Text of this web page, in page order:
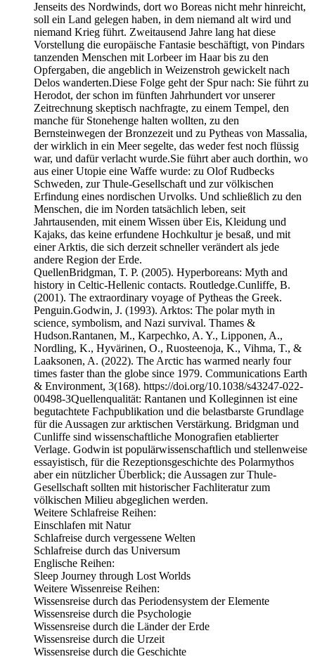
Jenseits des Nordwinds, dort wo Boreas nicht mehr hinreicht,
soll ein Land gelegen haben, in dem niemand alt wird und
niemand Krieg führt. Zweitausend Jahre lang hat diese
Vorstellung die europäische Fantasie beschäftigt, von Pindars
tanzenden Menschen mit Lorbeer im Haar bis zu den
Opfergaben, die angeblich in Weizenstroh gewickelt nach
Delos wanderten.Diese Folge geht der Spur nach: Sie führt zu
Herodot, der schon im fünften Jahrhundert vor unserer
Zeitrechnung skeptisch nachfragte, zu einem Tempel, den
manche für Stonehenge halten wollten, zu den
Bernsteinwegen der Bronzezeit und zu Pytheas von Massalia,
der wirklich in ein Meer segelte, das weder fest noch flüssig
war, und dafür verlacht wurde.Sie führt aber auch dorthin, wo
aus einer Utopie eine Waffe wurde: zu Olof Rudbecks
Schweden, zur Thule-Gesellschaft und zur völkischen
Erfindung eines nordischen Urvolks. Und schließlich zu den
Menschen, die im Norden tatsächlich leben, seit
Jahrtausenden, mit einem Wissen über Eis, Kleidung und
Kajaks, das keine erfundene Hochkultur je besaß, und mit
einer Arktis, die sich derzeit schneller verändert als jede
andere Region der Erde.
QuellenBridgman, T. P. (2005). Hyperboreans: Myth and
history in Celtic-Hellenic contacts. Routledge.Cunliffe, B.
(2001). The extraordinary voyage of Pytheas the Greek.
Penguin.Godwin, J. (1993). Arktos: The polar myth in
science, symbolism, and Nazi survival. Thames &
Hudson.Rantanen, M., Karpechko, A. Y., Lipponen, A.,
Nordling, K., Hyvärinen, O., Ruosteenoja, K., Vihma, T., &
Laaksonen, A. (2022). The Arctic has warmed nearly four
times faster than the globe since 1979. Communications Earth
& Environment, 3(168). https://doi.org/10.1038/s43247-022-
00498-3Quellenqualität: Rantanen und Kolleginnen ist eine
begutachtete Fachpublikation und die belastbarste Grundlage
für die Aussagen zur arktischen Verstärkung. Bridgman und
Cunliffe sind wissenschaftliche Monografien etablierter
Verlage. Godwin ist populärwissenschaftlich und stellenweise
essayistisch, für die Rezeptionsgeschichte des Polarmythos
aber ein nützlicher Überblick; die Aussagen zur Thule-
Gesellschaft sollten mit historischer Fachliteratur zum
völkischen Milieu abgeglichen werden.
Weitere Schlafreise Reihen:
⁠⁠⁠⁠Einschlafen mit Natur⁠⁠⁠⁠
⁠⁠⁠⁠Schlafreise durch vergessene Welten⁠⁠⁠⁠
⁠⁠⁠⁠Schlafreise durch das Universum⁠⁠⁠⁠
Englische Reihen:
⁠⁠⁠⁠Sleep Journey through Lost Worlds⁠⁠⁠⁠
Weitere Wissenreise Reihen:
⁠⁠⁠Wissensreise durch das Periodensystem der Elemente⁠⁠⁠⁠
⁠⁠⁠⁠Wissensreise durch die Psychologie⁠⁠⁠⁠
⁠⁠⁠⁠Wissensreise durch die Länder der Erde⁠⁠⁠⁠
⁠⁠⁠⁠Wissensreise durch die Urzeit⁠⁠⁠⁠
⁠⁠⁠⁠Wissensreise durch die Geschichte⁠⁠⁠